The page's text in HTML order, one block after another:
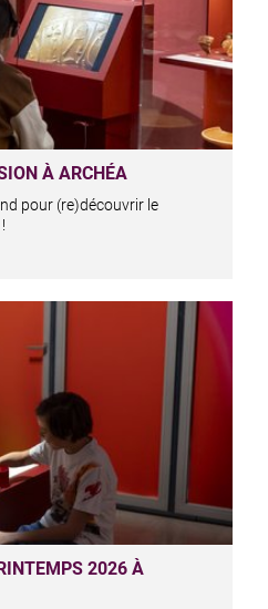
À ARCHÉA
pour (re)découvrir le
2026 À